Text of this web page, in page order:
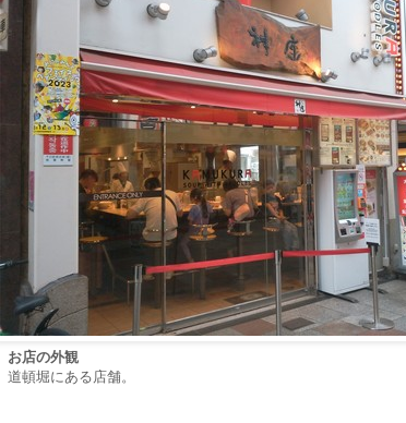
お店の外観
道頓堀にある店舗。